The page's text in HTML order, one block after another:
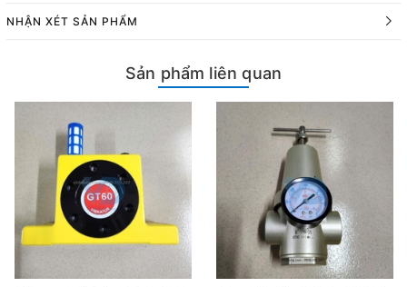
NHẬN XÉT SẢN PHẨM
Sản phẩm liên quan